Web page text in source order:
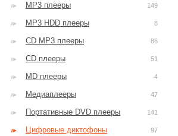
MP3 плееры 149
MP3 HDD плееры 8
CD MP3 плееры 86
CD плееры 51
MD плееры 4
Медиаплееры 47
Портативные DVD плееры 141
Цифровые диктофоны 97